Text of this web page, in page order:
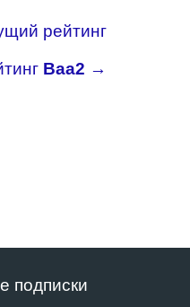
рейтинг
Baa2 →
подписки